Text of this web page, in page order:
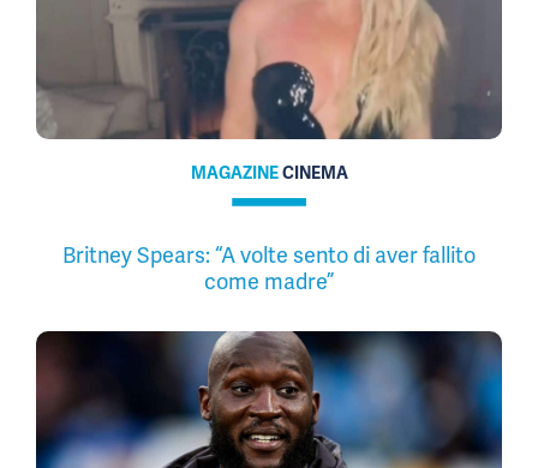
MAGAZINECINEMA
Britney Spears: “A volte sento di aver fallito
come madre”